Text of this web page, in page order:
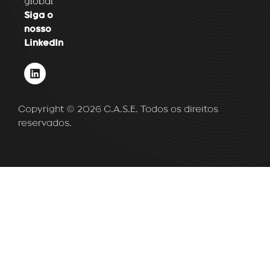
Siga o
nosso
LinkedIn
L
i
e
d
Copyright © 2026 C.A.S.E. Todos os direitos
reservados.